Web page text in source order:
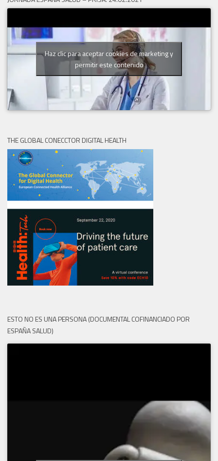
Haz clic para aceptar cookies de marketing y
permitir este contenido
THE GLOBAL CONECCTOR DIGITAL HEALTH
ESTO NO ES UNA PERSONA (DOCUMENTAL COFINANCIADO POR
ESPAÑA SALUD)